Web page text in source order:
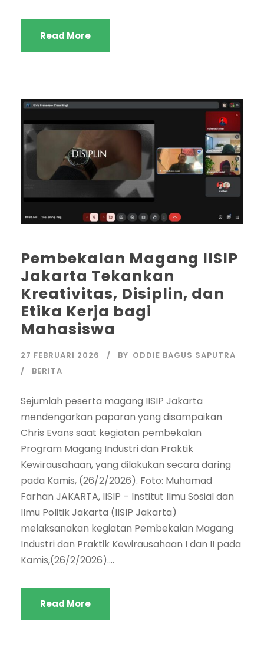
Read More
Pembekalan Magang IISIP
Jakarta Tekankan
Kreativitas, Disiplin, dan
Etika Kerja bagi
Mahasiswa
27 FEBRUARI 2026 BY ODDIE BAGUS SAPUTRA
BERITA
Sejumlah peserta magang IISIP Jakarta
mendengarkan paparan yang disampaikan
Chris Evans saat kegiatan pembekalan
Program Magang Industri dan Praktik
Kewirausahaan, yang dilakukan secara daring
pada Kamis, (26/2/2026). Foto: Muhamad
Farhan JAKARTA, IISIP – Institut Ilmu Sosial dan
Ilmu Politik Jakarta (IISIP Jakarta)
melaksanakan kegiatan Pembekalan Magang
Industri dan Praktik Kewirausahaan I dan II pada
Kamis,(26/2/2026)....
Read More